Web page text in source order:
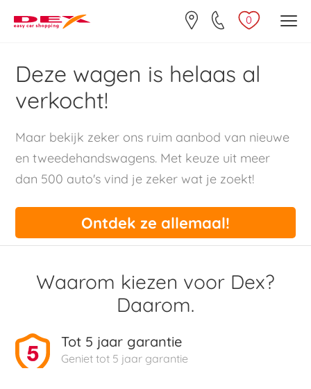
0
Deze wagen is helaas al
verkocht!
Maar bekijk zeker ons ruim aanbod van nieuwe
en tweedehandswagens. Met keuze uit meer
dan 500 auto's vind je zeker wat je zoekt!
Ontdek ze allemaal!
Waarom kiezen voor Dex?
Daarom.
Tot 5 jaar garantie
Geniet tot 5 jaar garantie